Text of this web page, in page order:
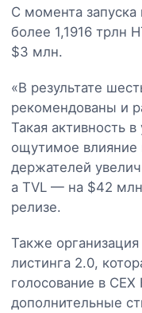
С момента запуска
более 1,1916 трлн
$3 млн.
«В результате
рекомендованы и
Такая активность
ощутимое влияние
держателей
а TVL — на $42
релизе.
Также
листинга 2.0,
голосование в
дополнительные